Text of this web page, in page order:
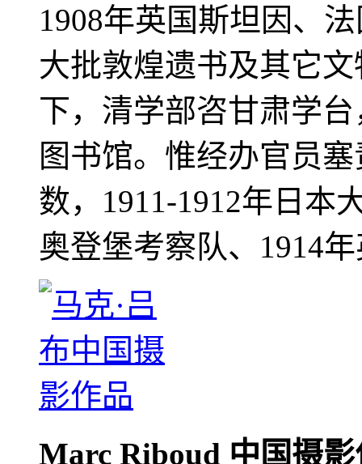
1908年英国斯坦因、
大批敦煌遗书及其它
下，清学部咨甘肃学
图书馆。惟经办官员
数，1911-1912年日本
奥登堡考察队、1914
Marc Riboud 中国摄